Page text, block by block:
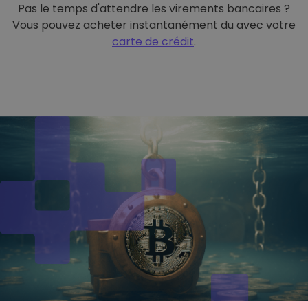
Pas le temps d'attendre les virements bancaires ?
Vous pouvez acheter instantanément du avec votre
carte de crédit.